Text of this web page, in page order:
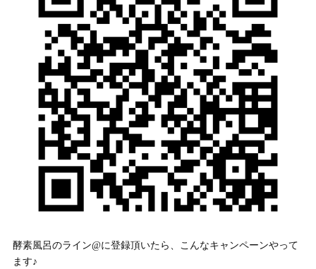
酵素風呂のライン@に登録頂いたら、こんなキャンペーンやって
ます♪